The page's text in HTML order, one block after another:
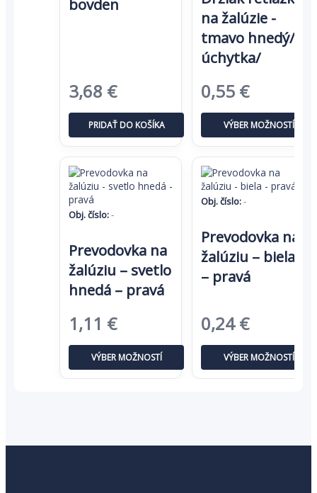
bovden
Pôvodná
cena
bola:
5,66 €.
3,68 €Aktuálna
cena
je:
3,68 €.
PRIDAŤ DO KOŠÍKA
na žalúzie -
tmavo hnedý/
úchytka/
Pôvodná
cena
bola:
0,85 €.
0,55 €
cena
je:
0,55 €.
VÝBER MOŽNOSTÍ
viacero
variantov.
Možnosti
si
vybrať
stránke
produktu.
Obj. číslo:-
Prevodovka na
žalúziu – svetlo
hnedá – pravá
Pôvodná
cena
bola:
1,11 €Aktuálna
cena
je:
VÝBER MOŽNOSTÍ
produkt
má
viacero
variantov.
si
môžete
vybrať
stránke
produktu.
Obj. číslo:-
Prevodovka na
žalúziu – biela
– pravá
Pôvodná
cena
bola:
0,24€
cena
je:
VÝBER MOŽNOSTÍ
produkt
má
viacero
variantov.
Možnosti
môžete
vybrať
na
stránke
produktu.